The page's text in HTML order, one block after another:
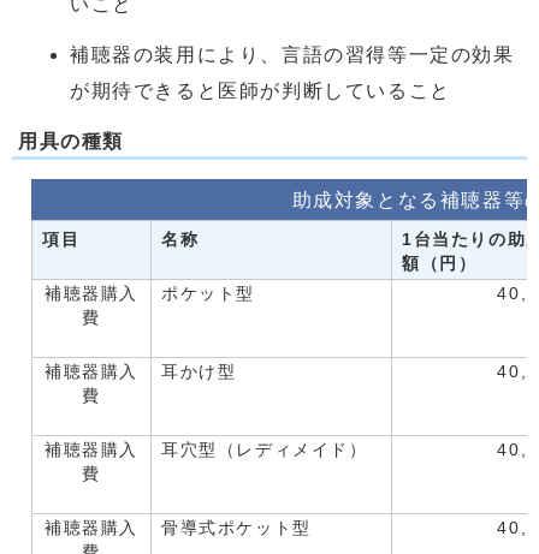
いこと
補聴器の装用により、言語の習得等一定の効果
が期待できると医師が判断していること
用具の種類
助成対象となる補聴器等
項目 名称
1台当たりの助
額（円）
補聴器購入
費
ポケット型
補聴器購入
費
耳かけ型
補聴器購入
費
耳穴型（レディメイド）
補聴器購入
骨導式ポケット型